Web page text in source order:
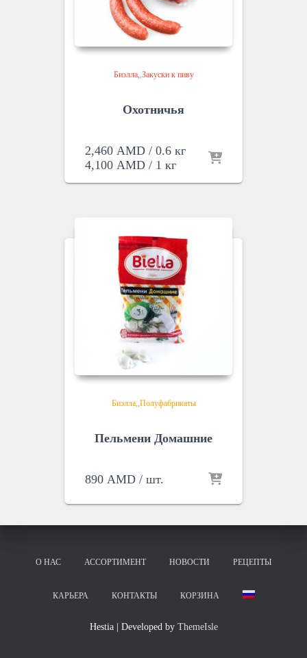
Биэлла ,Закуски к пиву
Охотничья
2,460 AMD / 0.6 кг
4,100 AMD / 1 кг
Биэлла ,Полуфабрикаты
Пельмени Домашние
890 AMD / шт.
О НАС АССОРТИМЕНТ НОВОСТИ РЕЦЕПТЫ
КАРЬЕРА КОНТАКТЫ КОРЗИНА
Hestia | Developed by ThemeIsle